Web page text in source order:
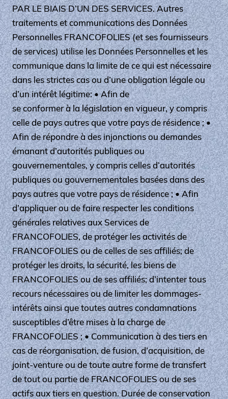
PAR LE BIAIS D’UN DES SERVICES. Autres
traitements et communications des Données
Personnelles FRANCOFOLIES (et ses fournisseurs
de services) utilise les Données Personnelles et les
communique dans la limite de ce qui est nécessaire
dans les strictes cas ou d’une obligation légale ou
d’un intérêt légitime: • Afin de
se conformer à la législation en vigueur, y compris
celle de pays autres que votre pays de résidence ; •
Afin de répondre à des injonctions ou demandes
émanant d’autorités publiques ou
gouvernementales, y compris celles d’autorités
publiques ou gouvernementales basées dans des
pays autres que votre pays de résidence ; • Afin
d’appliquer ou de faire respecter les conditions
générales relatives aux Services de
FRANCOFOLIES, de protéger les activités de
FRANCOFOLIES ou de celles de ses affiliés; de
protéger les droits, la sécurité, les biens de
FRANCOFOLIES ou de ses affiliés; d’intenter tous
recours nécessaires ou de limiter les dommages-
intérêts ainsi que toutes autres condamnations
susceptibles d’être mises à la charge de
FRANCOFOLIES ; • Communication à des tiers en
cas de réorganisation, de fusion, d’acquisition, de
joint-venture ou de toute autre forme de transfert
de tout ou partie de FRANCOFOLIES ou de ses
actifs aux tiers en question. Durée de conservation